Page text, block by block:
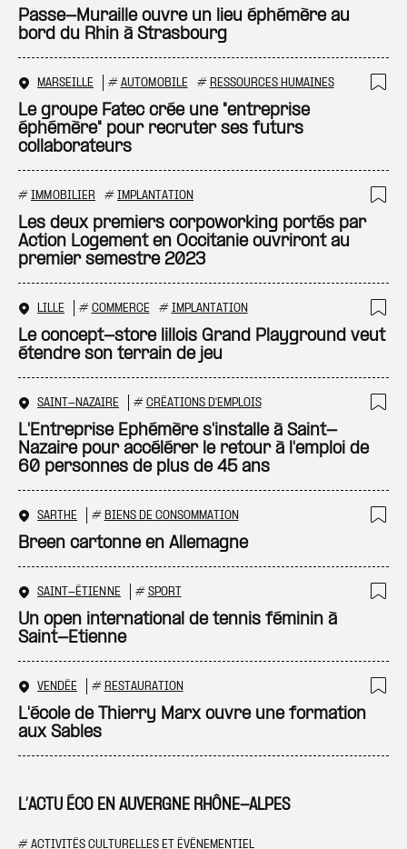
L’ACTU ÉCO EN AUVERGNE RHÔNE-ALPES
# ACTIVITÉS CULTURELLES ET ÉVÉNEMENTIEL
Passe-Muraille ouvre un lieu éphémère au
bord du Rhin à Strasbourg
MARSEILLE # AUTOMOBILE # RESSOURCES HUMAINES
Le groupe Fatec crée une "entreprise
éphémère" pour recruter ses futurs
collaborateurs
# IMMOBILIER # IMPLANTATION
Les deux premiers corpoworking portés par
Action Logement en Occitanie ouvriront au
premier semestre 2023
LILLE # COMMERCE # IMPLANTATION
Le concept-store lillois Grand Playground veut
étendre son terrain de jeu
SAINT-NAZAIRE # CRÉATIONS D'EMPLOIS
L'Entreprise Ephémère s'installe à Saint-
Nazaire pour accélérer le retour à l'emploi de
60 personnes de plus de 45 ans
SARTHE # BIENS DE CONSOMMATION
Breen cartonne en Allemagne
SAINT-ÉTIENNE # SPORT
Un open international de tennis féminin à
Saint-Etienne
VENDÉE # RESTAURATION
L'école de Thierry Marx ouvre une formation
aux Sables